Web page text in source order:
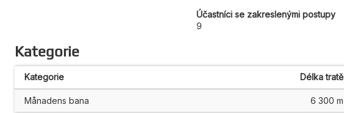
Účastníci se zakreslenými postupy
9
Kategorie
Kategorie Délka tratě
Månadens bana 6 300 m